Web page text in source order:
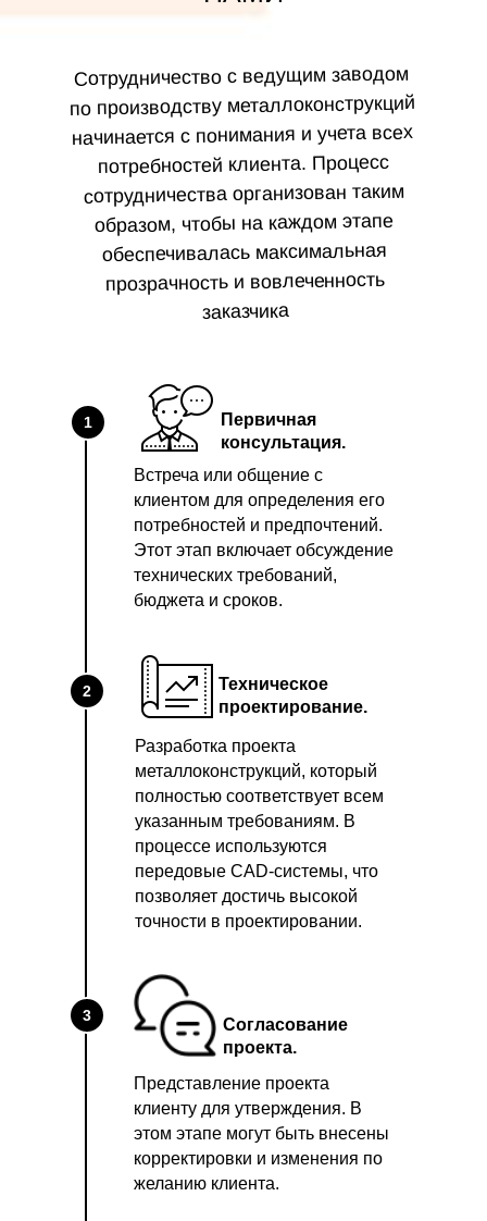
Техническое
проектирование.
Разработка проекта
металлоконструкций, который
полностью соответствует всем
указанным требованиям. В
процессе используются
передовые CAD-системы, что
позволяет достичь высокой
точности в проектировании.
Встреча или общение с
клиентом для определения его
потребностей и предпочтений.
Этот этап включает обсуждение
технических требований,
бюджета и сроков.
Первичная
консультация.
Представление проекта
клиенту для утверждения. В
этом этапе могут быть внесены
корректировки и изменения по
желанию клиента.
Согласование
проекта.
1
2
3
Сотрудничество с ведущим заводом
по производству металлоконструкций
начинается с понимания и учета всех
потребностей клиента. Процесс
сотрудничества организован таким
образом, чтобы на каждом этапе
обеспечивалась максимальная
прозрачность и вовлеченность
заказчика